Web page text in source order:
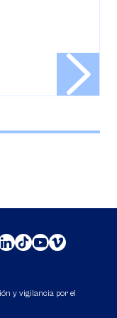
y vigilancia por el